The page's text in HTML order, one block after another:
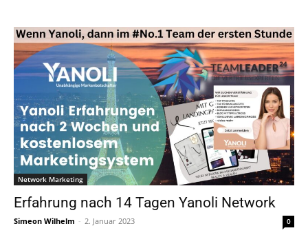
Network Marketing
Erfahrung nach 14 Tagen Yanoli Network
Simeon Wilhelm - 2. Januar 2023 0